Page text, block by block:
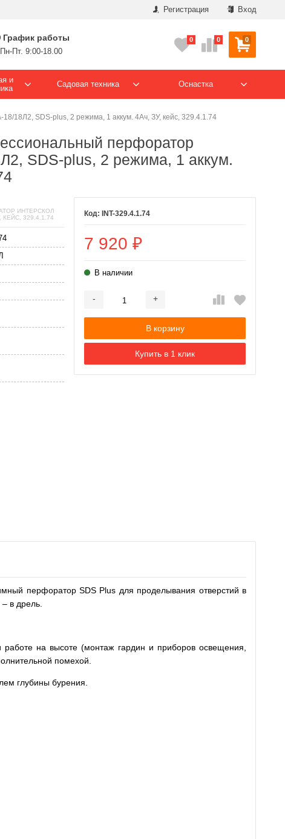
Регистрация Вход
График работы
Пн-Пт. 9:00-18.00
0
0 0
и
Садовая техника Оснастка
SDS-plus, 2 режима, 1 аккум. 4Ач, ЗУ, кейс, 329.4.1.74
перфоратор
SDS-plus, 2 режима, 1 аккум.
INT-329.4.1.74
7 920 ₽
В наличии
- +
В корзину
Купить в 1 клик
ИНТЕРСКОЛ
КЕЙС, 329.4.1.74
перфоратор SDS Plus для проделывания отверстий в
в дрель.
на высоте (монтаж гардин и приборов освещения,
помехой.
глубины бурения.